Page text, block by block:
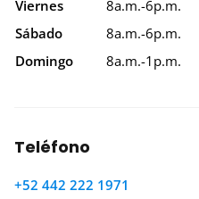
Viernes
8a.m.-6p.m.
Sábado
8a.m.-6p.m.
Domingo
8a.m.-1p.m.
Teléfono
+52 442 222 1971